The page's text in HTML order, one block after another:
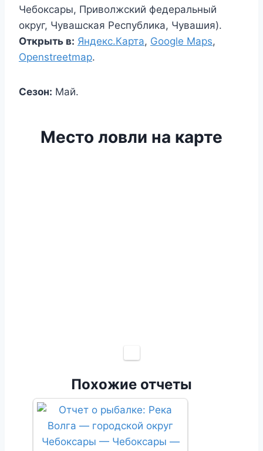
Чебоксары, Приволжский федеральный
округ, Чувашская Республика, Чувашия).
Открыть в: Яндекс.Карта, Google Maps,
Openstreetmap.
Сезон: Май.
Место ловли на карте
Похожие отчеты